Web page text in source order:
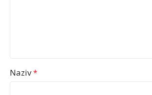
Naziv*